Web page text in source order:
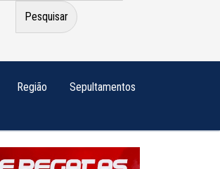
Região Sepultamentos